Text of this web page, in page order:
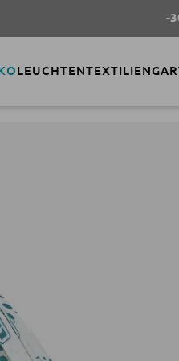
-30%
LEUCHTENTEXTILIEN